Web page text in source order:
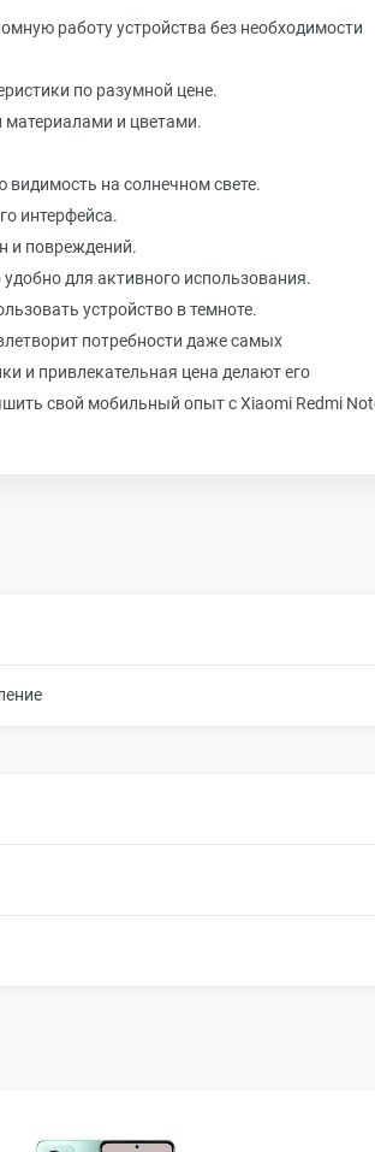
работу устройства без необходимости
по разумной цене.
материалами и цветами.
на солнечном свете.
интерфейса.
и повреждений.
для активного использования.
устройство в темноте.
потребности даже самых
и привлекательная цена делают его
свой мобильный опыт с Xiaomi Redmi